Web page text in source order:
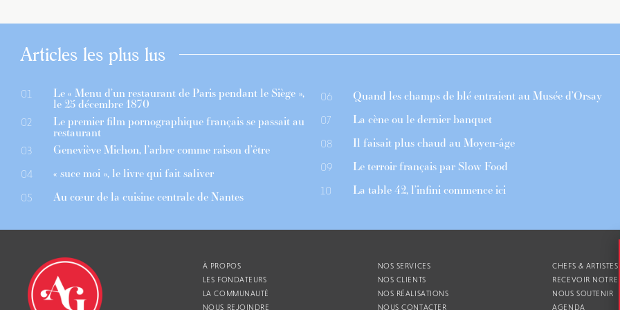
Articles les plus lus
01 Le « Menu d’un restaurant de Paris pendant le Siège »,
le 25 décembre 1870
02 Le premier film pornographique français se passait au
restaurant
03 Geneviève Michon, l’arbre comme raison d’être
04 « suce moi », le livre qui fait saliver
05 Au cœur de la cuisine centrale de Nantes
06 Quand les champs de blé entraient au Musée d’Orsay
07 La cène ou le dernier banquet
08 Il faisait plus chaud au Moyen-âge
09 Le terroir français par Slow Food
10 La table 42, l’infini commence ici
À PROPOS
LES FONDATEURS
LA COMMUNAUTÉ
NOUS REJOINDRE
NOS SERVICES
NOS CLIENTS
NOS RÉALISATIONS
NOUS CONTACTER
CHEFS & ARTISTES
RECEVOIR NOTRE
NOUS SOUTENIR
AGENDA